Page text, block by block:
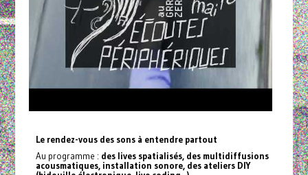
Le rendez-vous des sons à entendre partout
Au programme : des lives spatialisés, des multidiffusions
acousmatiques, installation sonore, des ateliers DIY